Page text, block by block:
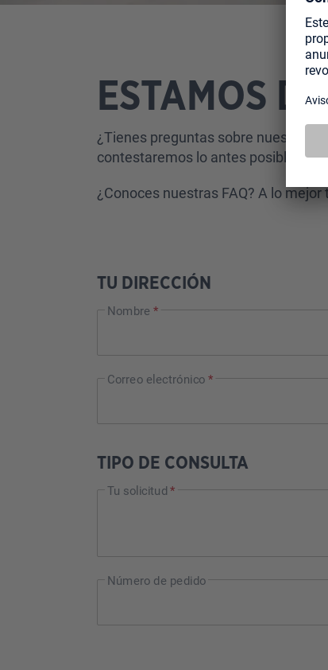
ESTAMOS
¿Tienes preguntas sobre nuestros
contestaremos lo antes posible.
¿Conoces nuestras FAQ? A lo
TU DIRECCIÓN
Nombre*
Correo electrónico*
TIPO DE CONSULTA
Tu solicitud*
Número de pedido